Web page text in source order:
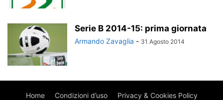
Serie B 2014-15: prima giornata
Armando Zavaglia - 31 Agosto 2014
Home Condizioni d’uso Privacy & Cookies Policy